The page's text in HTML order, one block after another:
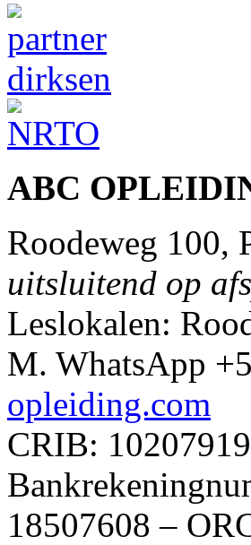
ABC
Roodeweg 100,
uitsluitend op
Leslokalen:
M. WhatsApp
opleiding.com
CRIB:
18507608 –